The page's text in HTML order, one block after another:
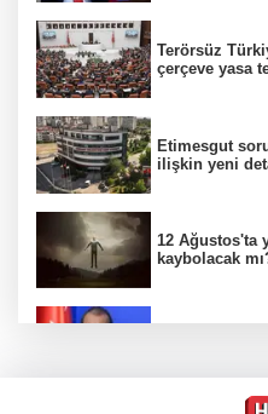
Terörsüz
çerçeve yasa
Etimesgut
ilişkin yeni
12 Ağustos'ta
kaybolacak